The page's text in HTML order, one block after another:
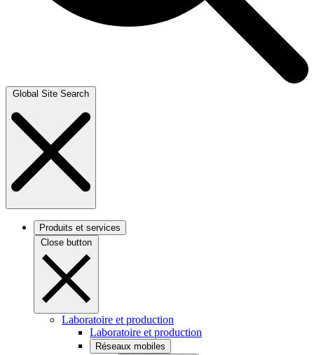
Global Site Search
Produits et services
Close button
Laboratoire et production
Laboratoire et production
Réseaux mobiles